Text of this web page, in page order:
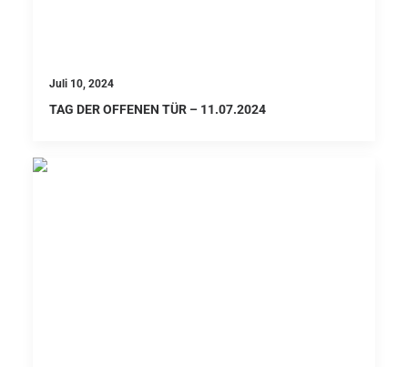
Juli 10, 2024
TAG DER OFFENEN TÜR – 11.07.2024